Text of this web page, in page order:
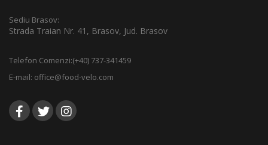
Sediu Brasov:
Strada Traian Nr. 41, Brasov, Jud. Brasov
Telefon Comenzi:(+40) 737-341459
E-mail: office@food-velo.com